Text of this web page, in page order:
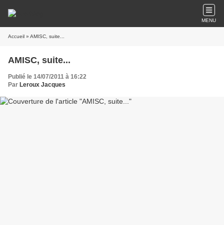
MENU
Accueil » AMISC, suite...
AMISC, suite...
Publié le 14/07/2011 à 16:22
Par Leroux Jacques